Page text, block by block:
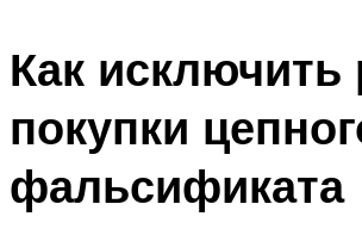
Как исключить
покупки
фальсификата